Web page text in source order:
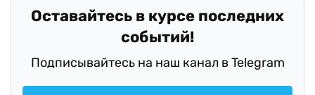
Оставайтесь в курсе последних
событий!
Подписывайтесь на наш канал в Telegram